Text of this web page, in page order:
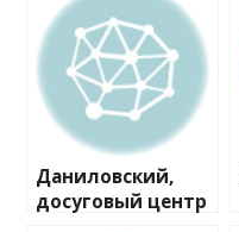
Даниловский,
досуговый центр